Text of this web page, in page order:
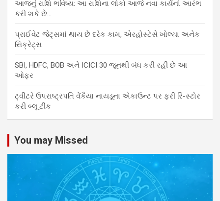
આજનું રાશિ ભવિષ્ય: આ રાશિના લોકો આજે નવા કાર્યનો આરંભ
કરી શકે છે…
પ્રાઈવેટ જેટ્સમાં થાય છે દરેક કામ, એરહોસ્ટેસે ખોલ્યા અનેક
સિક્રેટ્સ
SBI, HDFC, BOB અને ICICI 30 જૂનથી બંધ કરી રહી છે આ
ઓફર
ટ્વીટરે ઉપરાષ્ટ્રપતિ વેંકૈયા નાયડૂના એકાઉન્ટ પર ફરી રિ-સ્ટોર
કરી બ્લૂ ટીક
You may Missed